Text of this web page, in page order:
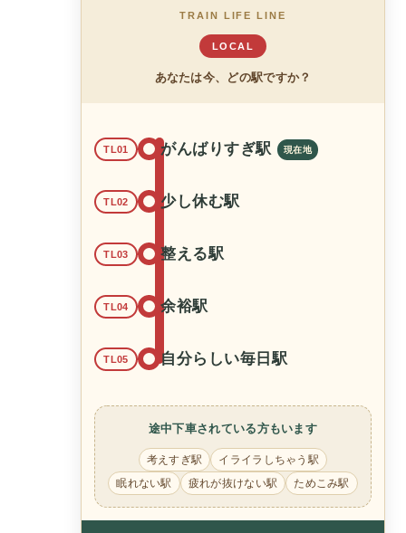
TRAIN LIFE LINE
LOCAL
あなたは今、どの駅ですか？
TL01 がんばりすぎ駅
TL02 少し休む駅
TL03 整える駅
TL04 余裕駅
TL05 自分らしい毎日駅
途中下車されている方もいます
考えすぎ駅
イライラしちゃう駅
眠れない駅
疲れが抜けない駅 ためこみ駅